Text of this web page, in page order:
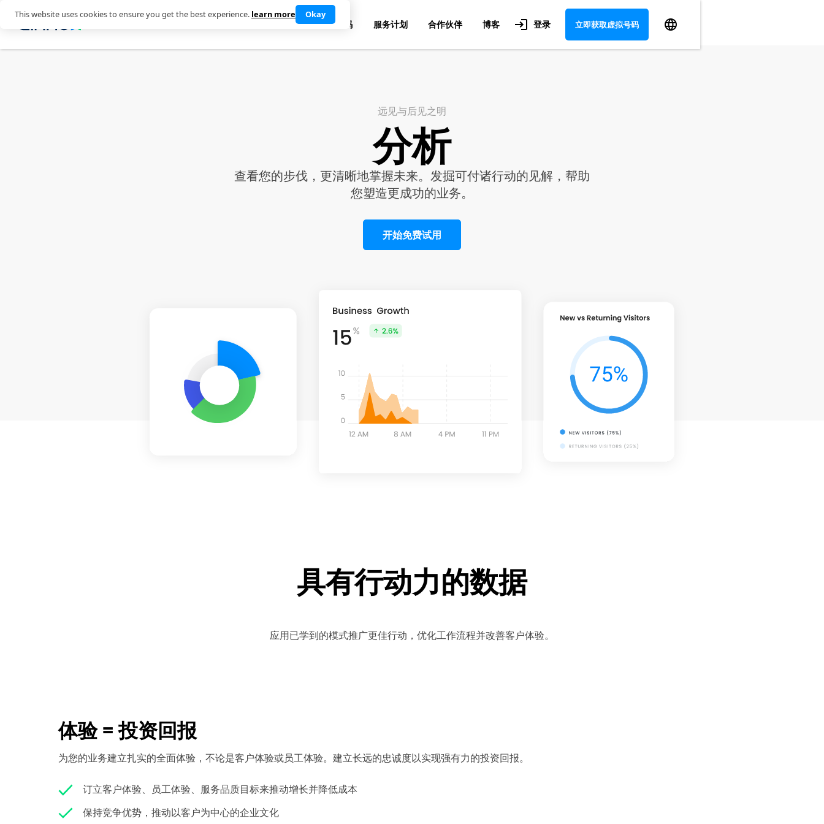
商业用例 号码 服务计划 合作伙伴 博客 登录 立即获取虚拟号码
This website uses cookies to ensure you get the best experience. learn more Okay
远见与后见之明
分析
查看您的步伐，更清晰地掌握未来。发掘可付诸行动的见解，帮助
您塑造更成功的业务。
开始免费试用
具有行动力的数据
应用已学到的模式推广更佳行动，优化工作流程并改善客户体验。
体验 = 投资回报
为您的业务建立扎实的全面体验，不论是客户体验或员工体验。建立长远的忠诚度以实现强有力的投资回报。
订立客户体验、员工体验、服务品质目标来推动增长并降低成本
保持竞争优势，推动以客户为中心的企业文化